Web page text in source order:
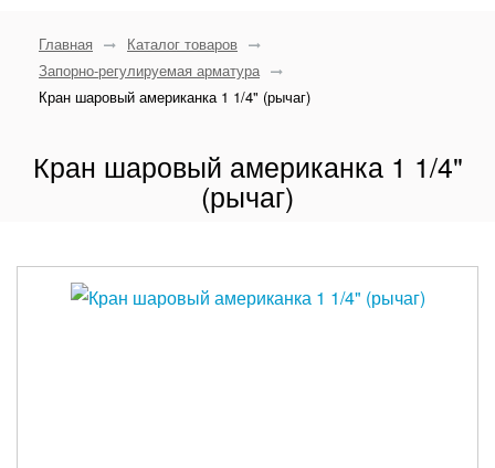
Главная
Каталог товаров
Запорно-регулируемая арматура
Кран шаровый американка 1 1/4" (рычаг)
Кран шаровый американка 1 1/4"
(рычаг)